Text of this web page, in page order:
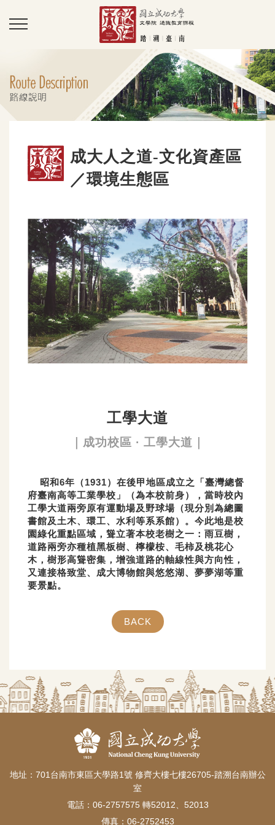
成大人之道-文化資產區
／環境生態區
工學大道
｜成功校區 · 工學大道｜
昭和6年（1931）在後甲地區成立之「臺灣總督
府臺南高等工業學校」（為本校前身），當時校內
工學大道兩旁原有運動場及野球場（現分別為總圖
書館及土木、環工、水利等系系館）。今此地是校
園綠化重點區域，聳立著本校老樹之一：雨豆樹，
道路兩旁亦種植黑板樹、檸檬桉、毛柿及桃花心
木，樹形高聳密集，增強道路的軸線性與方向性，
又連接格致堂、成大博物館與悠悠湖、夢夢湖等重
要景點。
BACK
地址：701台南市東區大學路1號 修齊大樓七樓26705-踏溯台南辦公
室
電話：06-2757575 轉52012、52013
傳真：06-2752453